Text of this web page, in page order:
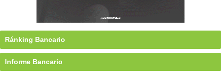
Ránking Bancario
Informe Bancario